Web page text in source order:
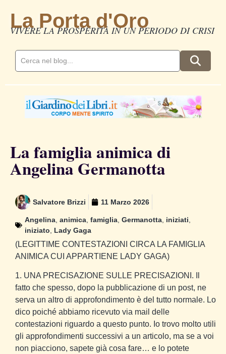
La Porta d'Oro
VIVERE LA PROSPERITÀ IN UN PERIODO DI CRISI
La famiglia animica di
Angelina Germanotta
Salvatore Brizzi 11 Marzo 2026
Angelina animica famiglia Germanotta iniziati
iniziato
Lady Gaga
(LEGITTIME CONTESTAZIONI CIRCA LA FAMIGLIA
ANIMICA CUI APPARTIENE LADY GAGA)
1. UNA PRECISAZIONE SULLE PRECISAZIONI. Il
fatto che spesso, dopo la pubblicazione di un post, ne
serva un altro di approfondimento è del tutto normale. Lo
dico poiché abbiamo ricevuto via mail delle
contestazioni riguardo a questo punto. Io trovo molto utili
gli approfondimenti successivi a un articolo, ma se a voi
non piacciono, sapete già cosa fare… e lo potete